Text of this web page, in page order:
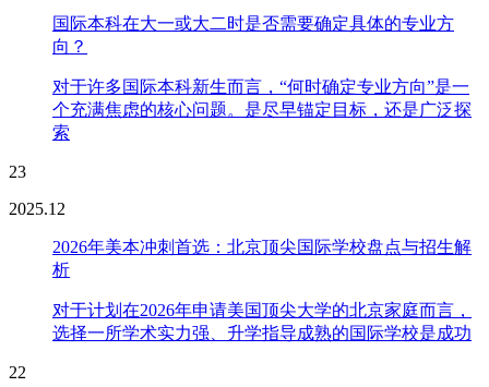
国际本科在大一或大二时是否需要确定具体的专业方
向？
对于许多国际本科新生而言，“何时确定专业方向”是一
个充满焦虑的核心问题。是尽早锚定目标，还是广泛探
索
23
2025.12
2026年美本冲刺首选：北京顶尖国际学校盘点与招生解
析
对于计划在2026年申请美国顶尖大学的北京家庭而言，
选择一所学术实力强、升学指导成熟的国际学校是成功
22